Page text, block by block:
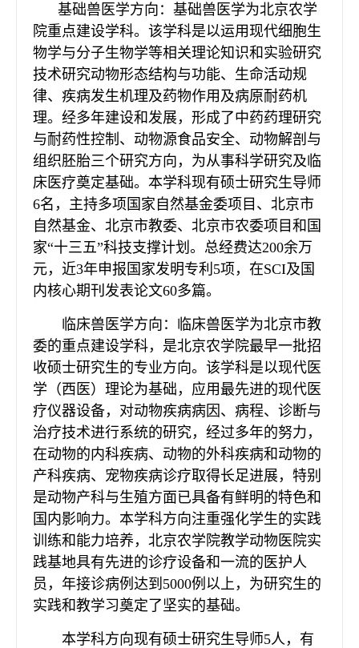
基础兽医学方向：基础兽医学为北京农学
院重点建设学科。该学科是以运用现代细胞生
物学与分子生物学等相关理论知识和实验研究
技术研究动物形态结构与功能、生命活动规
律、疾病发生机理及药物作用及病原耐药机
理。经多年建设和发展，形成了中药药理研究
与耐药性控制、动物源食品安全、动物解剖与
组织胚胎三个研究方向，为从事科学研究及临
床医疗奠定基础。本学科现有硕士研究生导师
6名，主持多项国家自然基金委项目、北京市
自然基金、北京市教委、北京市农委项目和国
家“十三五”科技支撑计划。总经费达200余万
元，近3年申报国家发明专利5项，在SCI及国
内核心期刊发表论文60多篇。
临床兽医学方向：临床兽医学为北京市教
委的重点建设学科，是北京农学院最早一批招
收硕士研究生的专业方向。该学科是以现代医
学（西医）理论为基础，应用最先进的现代医
疗仪器设备，对动物疾病病因、病程、诊断与
治疗技术进行系统的研究，经过多年的努力，
在动物的内科疾病、动物的外科疾病和动物的
产科疾病、宠物疾病诊疗取得长足进展，特别
是动物产科与生殖方面已具备有鲜明的特色和
国内影响力。本学科方向注重强化学生的实践
训练和能力培养，北京农学院教学动物医院实
践基地具有先进的诊疗设备和一流的医护人
员，年接诊病例达到5000例以上，为研究生的
实践和教学习奠定了坚实的基础。
本学科方向现有硕士研究生导师5人，有